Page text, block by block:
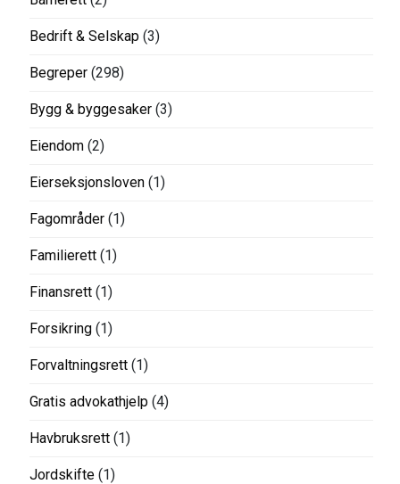
Bedrift & Selskap (3)
Begreper (298)
Bygg & byggesaker (3)
Eiendom (2)
Eierseksjonsloven (1)
Fagområder (1)
Familierett (1)
Finansrett (1)
Forsikring (1)
Forvaltningsrett (1)
Gratis advokathjelp (4)
Havbruksrett (1)
Jordskifte (1)